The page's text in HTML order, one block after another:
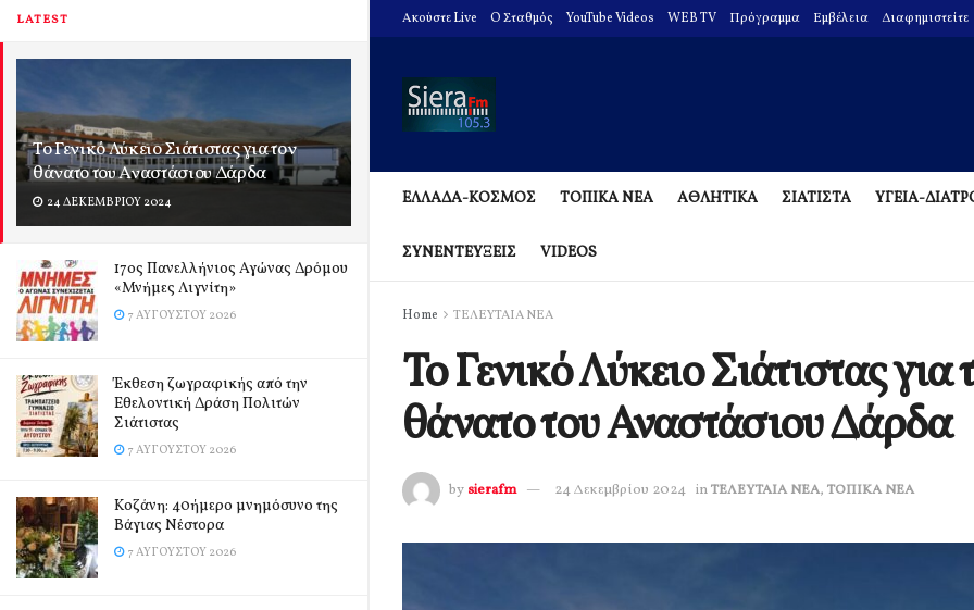
LATEST
Το Γενικό Λύκειο Σιάτιστας για τον
θάνατο του Αναστάσιου Δάρδα
24 ΔΕΚΕΜΒΡΊΟΥ 2024
17ος Πανελλήνιος Αγώνας Δρόμου
«Μνήμες Λιγνίτη»
7 ΑΥΓΟΎΣΤΟΥ 2026
Έκθεση ζωγραφικής από την
Εθελοντική Δράση Πολιτών
Σιάτιστας
7 ΑΥΓΟΎΣΤΟΥ 2026
Kοζάνη: 40ήμερο μνημόσυνο της
Βάγιας Νέστορα
7 ΑΥΓΟΎΣΤΟΥ 2026
Ακούστε Live O Σταθμός YouTube Videos WEB TV Πρόγραμμα Εμβέλεια Διαφημιστείτε
ΕΛΛΑΔΑ-ΚΟΣΜΟΣ ΤΟΠΙΚΑ ΝΕΑ ΑΘΛΗΤΙΚΑ ΣΙΑΤΙΣΤΑ ΥΓΕΙΑ-
ΣΥΝΕΝΤΕΥΞΕΙΣ VIDEOS
Home ΤΕΛΕΥΤΑΙΑ ΝΕΑ
Το Γενικό Λύκειο Σιάτιστας για
θάνατο του Αναστάσιου Δάρδα
by sierafm 24 Δεκεμβρίου 2024 inΤΕΛΕΥΤΑΙΑ ΝΕΑ, ΤΟΠΙΚΑ ΝΕΑ